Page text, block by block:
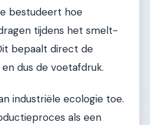
bestudeert hoe
tijdens het smelt-
bepaalt direct de
dus de voetafdruk.
industriële ecologie toe.
als een